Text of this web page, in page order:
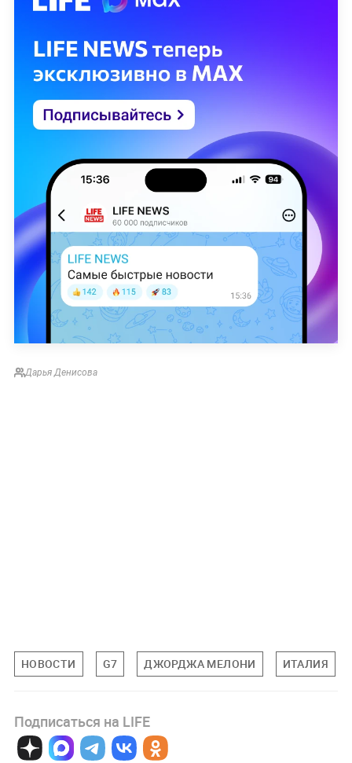
Дарья Денисова
НОВОСТИ G7 ДЖОРДЖА МЕЛОНИ ИТАЛИЯ
Подписаться на LIFE